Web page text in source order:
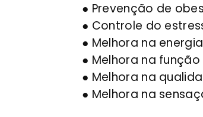
● Prevenção de
● Controle do
● Melhora na
● Melhora na
● Melhora na
● Melhora na